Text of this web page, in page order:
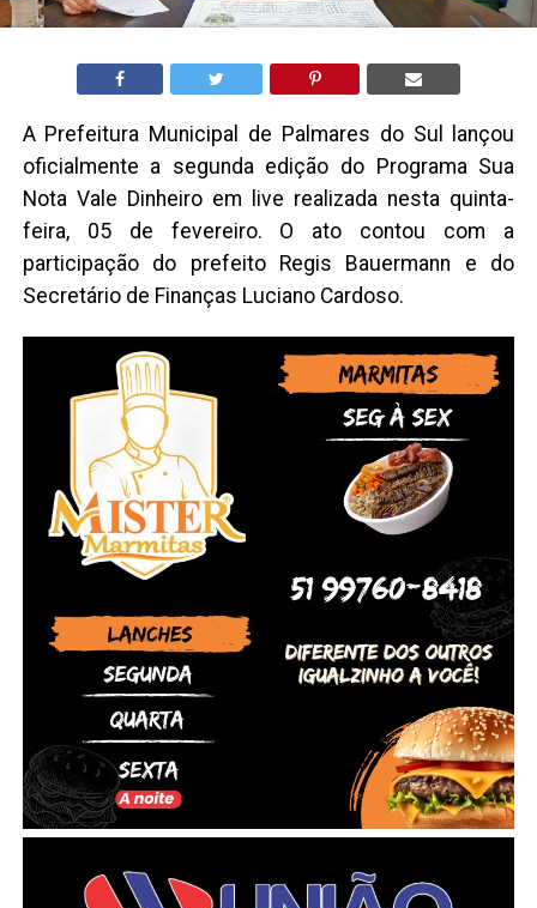
A Prefeitura Municipal de Palmares do Sul lançou
oficialmente a segunda edição do Programa Sua
Nota Vale Dinheiro em live realizada nesta quinta-
feira, 05 de fevereiro. O ato contou com a
participação do prefeito Regis Bauermann e do
Secretário de Finanças Luciano Cardoso.